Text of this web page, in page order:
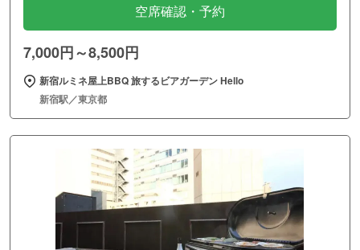
空席確認・予約
7,000円～8,500円
新宿ルミネ屋上BBQ 旅するビアガーデン Hello
新宿駅／東京都